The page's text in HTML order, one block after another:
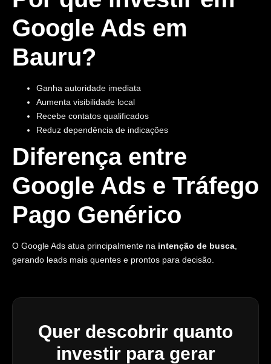
Google Ads em
Bauru?
Ganha autoridade imediata
Aumenta visibilidade local
Recebe contatos qualificados
Reduz dependência de indicações
Diferença entre
Google Ads e Tráfego
Pago Genérico
O Google Ads atua principalmente na intenção de busca
gerando leads mais quentes e prontos para decisão.
Quer descobrir quanto
investir para gerar